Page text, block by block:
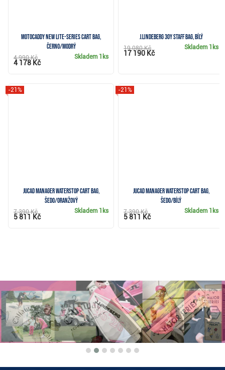
Motocaddy NEW Lite-Series cart bag,
černo/modrý
Skladem 1ks
4 990 Kč
4 178 Kč
J.Lindeberg 30Y Staff Bag, bílý
Skladem 1ks
19 080 Kč
17 190 Kč
JuCad Manager Waterstop cart bag,
šedo/oranžový
-21%
Skladem 1ks
7 390 Kč
5 811 Kč
JuCad Manager Waterstop cart bag,
šedo/bílý
-21%
Skladem 1ks
7 390 Kč
5 811 Kč